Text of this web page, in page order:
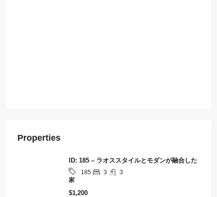
Properties
ID: 185 – ラオススタイルとモダンが融合した
185 3
3
家
$1,200